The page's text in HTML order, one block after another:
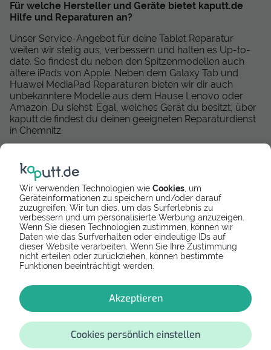
Wir verwenden Technologien wie Cookies , um
Geräteinformationen zu speichern und/oder darauf
zuzugreifen. Wir tun dies, um das Surferlebnis zu
verbessern und um personalisierte Werbung anzuzeigen.
Wenn Sie diesen Technologien zustimmen, können wir
Daten wie das Surfverhalten oder eindeutige IDs auf
dieser Website verarbeiten. Wenn Sie Ihre Zustimmung
nicht erteilen oder zurückziehen, können bestimmte
Funktionen beeinträchtigt werden.
Akzeptieren
Cookies persönlich einstellen
Für welche Hersteller und Geräte bietet kaputt.de
Hilfe und Reparaturen an?
Unser Service-Angebot für deine Tablet Reparatur
weiten wir stetig aus, verbessern und halten es Up-to-
date. So findest du neben den Spitzenmodellen auch
ältere iPads von Apple. Neben dem Galaxy Tab und
Huawei MediaPad Reparaturen bieten wir dir auch
unbekanntere Modelle aus dem Hause Lenovo oder
Amazon. Du siehst: Egal, welches Gerät du besitzt, über
kaputt.de findest du deinen geeigneten Reparaturdienst
in Chemnitz.
zuverlässiger und geprüfter Reparatur-Dienstleister
anbieten, die eine schnelle und kompetente Tablet
Reparatur durchführen. Wir arbeiten zudem daran,
unseren Anbieter-Service auszubauen und dir auch in
Österreich passendende Tablet Services anzubieten.
Momentan können wir dir die folgenden Reparaturen in
Österreich vermitteln:
Tabletreparatur Wien
Tabletreparatur Graz
Tabletreparatur in Innsbruck
Tabletreparatur in Salzburg
Tabletreparatur in Linz